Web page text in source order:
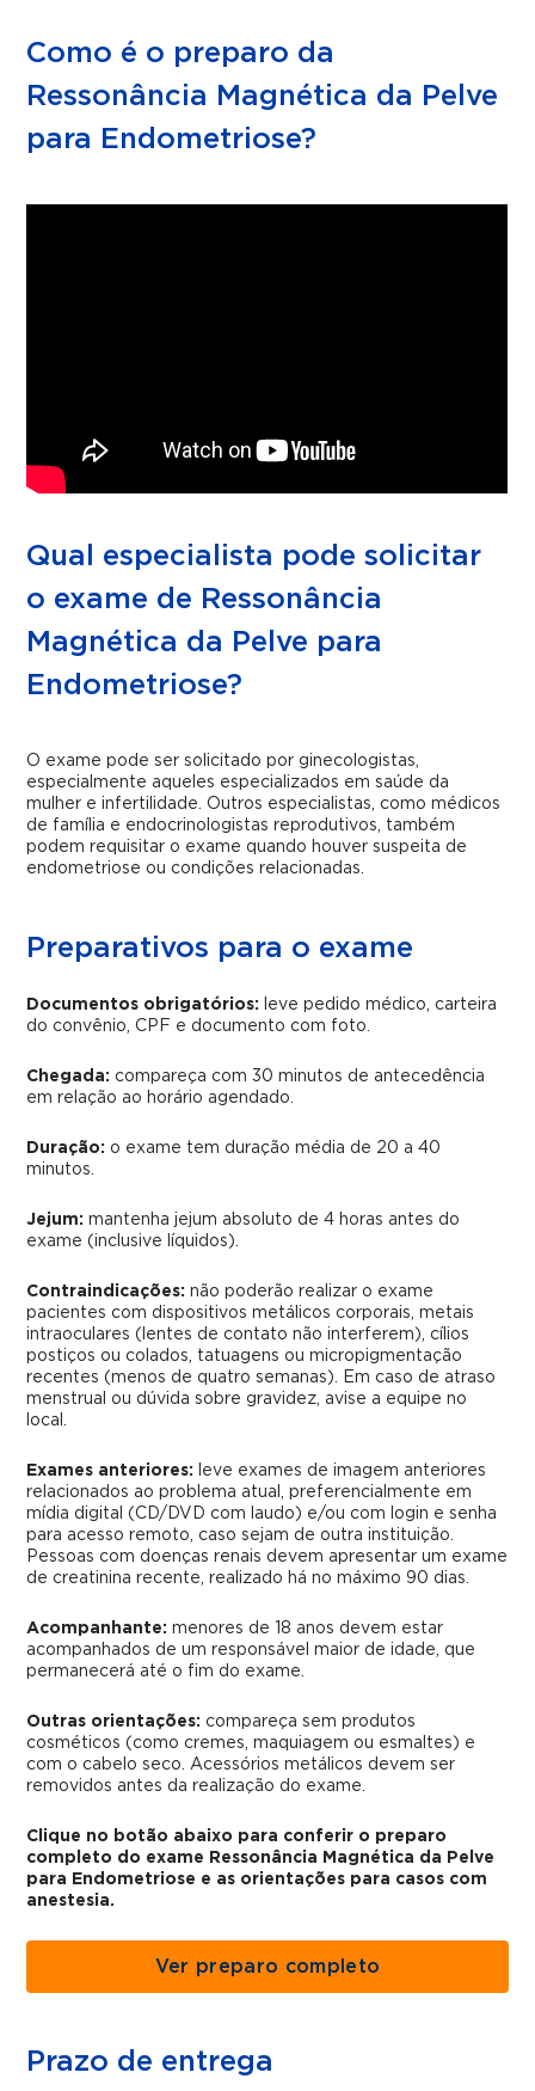
Como é o preparo da
Ressonância Magnética da Pelve
para Endometriose?
Qual especialista pode solicitar
o exame de Ressonância
Magnética da Pelve para
Endometriose?
O exame pode ser solicitado por ginecologistas,
especialmente aqueles especializados em saúde da
mulher e infertilidade. Outros especialistas, como médicos
de família e endocrinologistas reprodutivos, também
podem requisitar o exame quando houver suspeita de
endometriose ou condições relacionadas.
Preparativos para o exame
Documentos obrigatórios:
leve pedido médico, carteira
do convênio, CPF e documento com foto.
Chegada: compareça com 30 minutos de antecedência
em relação ao horário agendado.
Duração: o exame tem duração média de 20 a 40
minutos.
Jejum: mantenha jejum absoluto de 4 horas antes do
exame (inclusive líquidos).
Contraindicações: não poderão realizar o exame
pacientes com dispositivos metálicos corporais, metais
intraoculares (lentes de contato não interferem), cílios
postiços ou colados, tatuagens ou micropigmentação
recentes (menos de quatro semanas). Em caso de atraso
menstrual ou dúvida sobre gravidez, avise a equipe no
local.
Exames anteriores:
leve exames de imagem anteriores
relacionados ao problema atual, preferencialmente em
mídia digital (CD/DVD com laudo) e/ou com login e senha
para acesso remoto, caso sejam de outra instituição.
Pessoas com doenças renais devem apresentar um exame
de creatinina recente, realizado há no máximo 90 dias.
Acompanhante: menores de 18 anos devem estar
acompanhados de um responsável maior de idade, que
permanecerá até o fim do exame.
Outras orientações: compareça sem produtos
cosméticos (como cremes, maquiagem ou esmaltes) e
com o cabelo seco. Acessórios metálicos devem ser
removidos antes da realização do exame.
Clique no botão abaixo para conferir o preparo
completo do exame Ressonância Magnética da Pelve
para Endometriose e as orientações para casos com
anestesia.
Ver preparo completo
Prazo de entrega